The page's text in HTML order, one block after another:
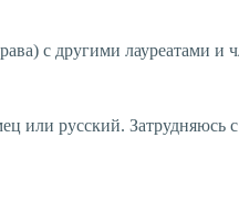
с другими лауреатами
или русский. Затрудняюсь